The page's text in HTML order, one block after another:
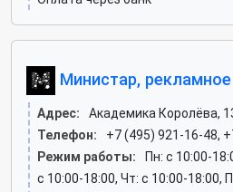
Министар, рекламное
Адрес:
Академика Королёва,
Телефон:
+7 (495) 921-16-48,
Режим работы:
Пн: c 10:00-
c 10:00-18:00, Чт: c 10:00-18:00,